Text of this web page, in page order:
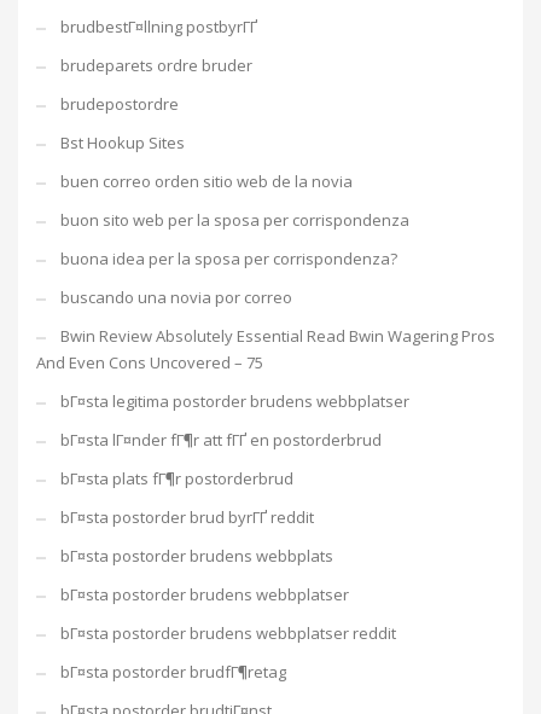
brudbestГ¤llning postbyrГҐ
brudeparets ordre bruder
brudepostordre
Bst Hookup Sites
buen correo orden sitio web de la novia
buon sito web per la sposa per corrispondenza
buona idea per la sposa per corrispondenza?
buscando una novia por correo
Bwin Review Absolutely Essential Read Bwin Wagering Pros
And Even Cons Uncovered – 75
bГ¤sta legitima postorder brudens webbplatser
bГ¤sta lГ¤nder fГ¶r att fГҐ en postorderbrud
bГ¤sta plats fГ¶r postorderbrud
bГ¤sta postorder brud byrГҐ reddit
bГ¤sta postorder brudens webbplats
bГ¤sta postorder brudens webbplatser
bГ¤sta postorder brudens webbplatser reddit
bГ¤sta postorder brudfГ¶retag